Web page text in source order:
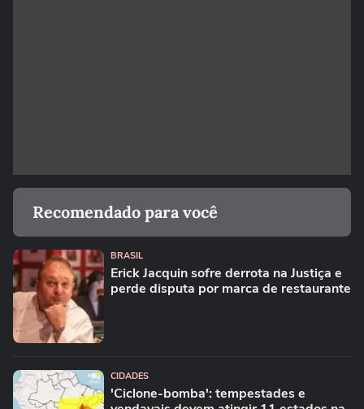
Recomendado para você
BRASIL
Erick Jacquin sofre derrota na Justiça e
perde disputa por marca de restaurante
CIDADES
'Ciclone-bomba': tempestades e